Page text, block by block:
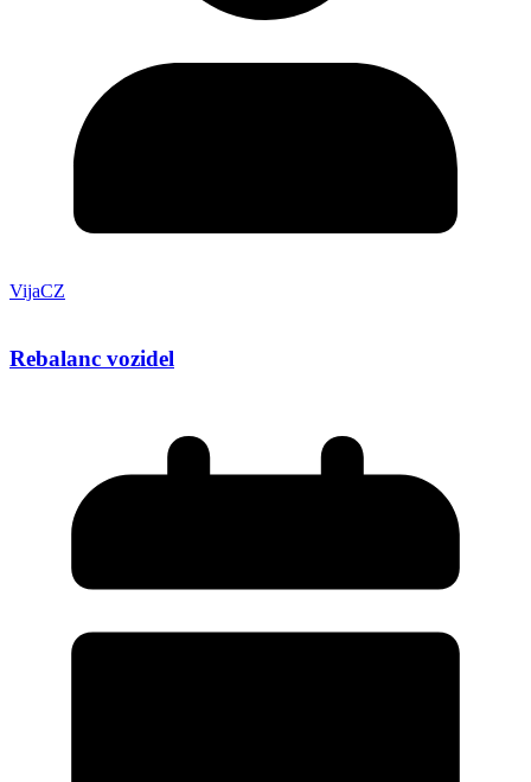
VijaCZ
Rebalanc vozidel